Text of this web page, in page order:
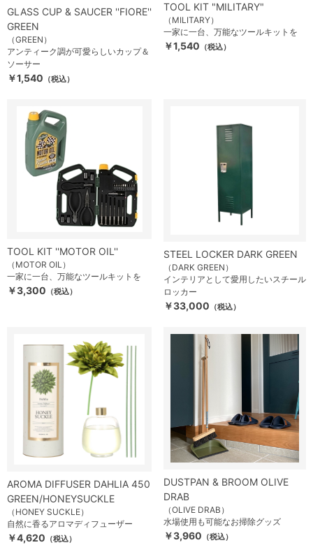
GLASS CUP & SAUCER ''FIORE''
GREEN
（GREEN）
アンティーク調が可愛らしいカップ＆
ソーサー
￥1,540 （税込）
TOOL KIT "MILITARY"
（MILITARY）
一家に一台、万能なツールキットを
￥1,540 （税込）
TOOL KIT ''MOTOR OIL''
（MOTOR OIL）
一家に一台、万能なツールキットを
￥3,300 （税込）
STEEL LOCKER DARK GREEN
（DARK GREEN）
インテリアとして愛用したいスチール
ロッカー
￥33,000 （税込）
AROMA DIFFUSER DAHLIA 450
GREEN/HONEYSUCKLE
（HONEY SUCKLE）
自然に香るアロマディフューザー
￥4,620 （税込）
DUSTPAN & BROOM OLIVE
DRAB
（OLIVE DRAB）
水場使用も可能なお掃除グッズ
￥3,960 （税込）